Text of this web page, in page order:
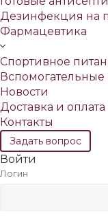
Дезинфекция на
Фармацевтика
Спортивное
Вспомогательные
Новости
Доставка и оплата
Контакты
Задать вопрос
Войти
Логин